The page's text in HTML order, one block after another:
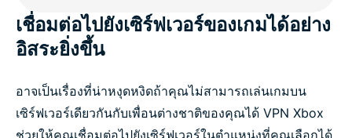
เชื่อมต่อไปยังเซิร์ฟเวอร์ของเกมได้อย่าง
อิสระยิ่งขึ้น
อาจเป็นเรื่องที่น่าหงุดหงิดถ้าคุณไม่สามารถเล่นเกมบน
เซิร์ฟเวอร์เดียวกันกับเพื่อนต่างชาติของคุณได้ VPN Xbox
ช่วยให้คุณเชื่อมต่อไปยังเซิร์ฟเวอร์ในตำแหน่งที่คุณเลือกได้